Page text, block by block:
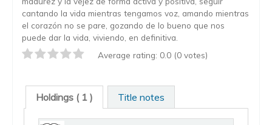
cantando la vida mientras tengamos voz, amando mientras
el corazón no se pare, gozando de lo bueno que nos
puede dar la vida, viviendo, en definitiva.
Average rating: 0.0 (0 votes)
Holdings ( 1 ) Title notes